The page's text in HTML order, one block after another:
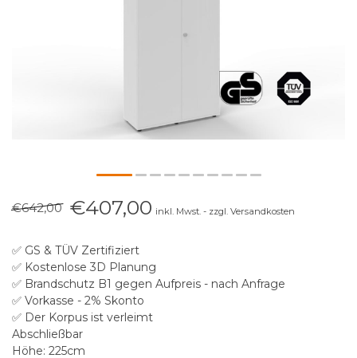
€642,00 €407,00 inkl. Mwst. - zzgl. Versandkosten
✅ GS & TÜV Zertifiziert
✅ Kostenlose 3D Planung
✅ Brandschutz B1 gegen Aufpreis - nach Anfrage
✅ Vorkasse - 2% Skonto
✅ Der Korpus ist verleimt
Abschließbar
Höhe: 225cm